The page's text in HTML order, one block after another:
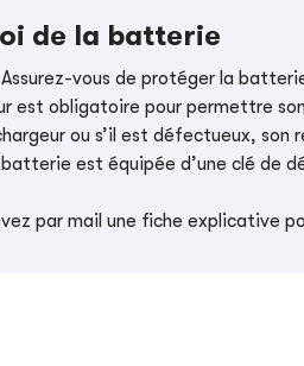
de la batterie
Assurez-vous de protéger la
est obligatoire pour permettre
ou s’il est défectueux,
est équipée d’une clé de
par mail une fiche explicative